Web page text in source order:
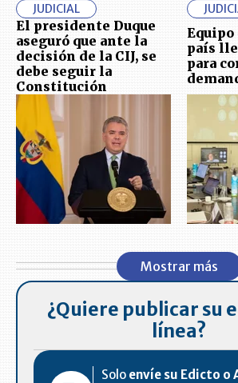
JUDICIAL
El presidente Duque
aseguró que ante la
decisión de la CIJ, se
debe seguir la
Constitución
Equipo
país
para
Mostrar más
¿Quiere publicar su
línea?
Solo envíe su Edicto o